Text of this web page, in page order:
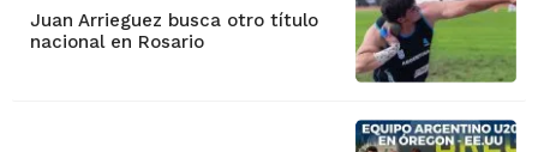
Juan Arrieguez busca otro título
nacional en Rosario